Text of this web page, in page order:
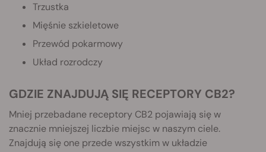
Trzustka
Mięśnie szkieletowe
Przewód pokarmowy
Układ rozrodczy
GDZIE ZNAJDUJĄ SIĘ RECEPTORY CB2?
Mniej przebadane receptory CB2 pojawiają się w
znacznie mniejszej liczbie miejsc w naszym ciele.
Znajdują się one przede wszystkim w układzie